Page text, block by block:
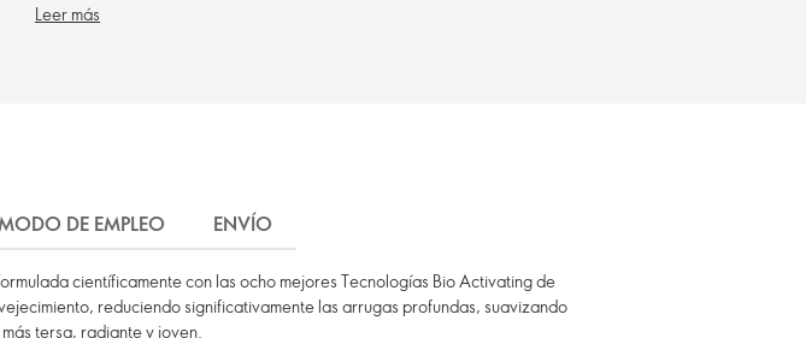
Leer más
DE EMPLEO ENVÍO
científicamente con las ocho mejores Tecnologías Bio Activating de
reduciendo significativamente las arrugas profundas, suavizando
tersa, radiante y joven.